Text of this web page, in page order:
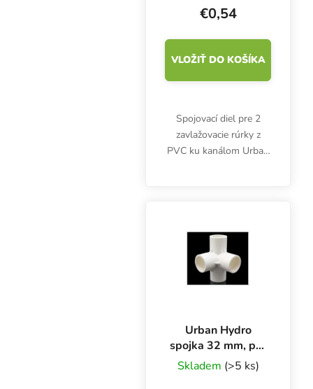
€0,54
VLOŽIŤ DO KOŠÍKA
Spojovací diel pre 2
zavlažovacie rúrky z
PVC ku kanálom Urban
Urban Hydro
spojka 32 mm, pre
4 PVC rúry na NFT
kanál
Skladem (>5 ks)